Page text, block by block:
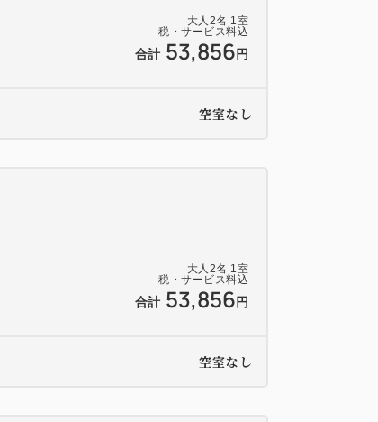
大人 2名 1室
税・サービス料込
合計 53,856 円
空室なし
大人 2名 1室
税・サービス料込
合計 53,856 円
空室なし